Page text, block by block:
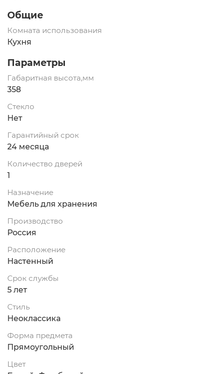
Общие
Комната использования
Кухня
Параметры
Габаритная высота,мм
358
Стекло
Нет
Гарантийный срок
24 месяца
Количество дверей
1
Назначение
Мебель для хранения
Производство
Россия
Расположение
Настенный
Срок службы
5 лет
Стиль
Неоклассика
Форма предмета
Прямоугольный
Цвет